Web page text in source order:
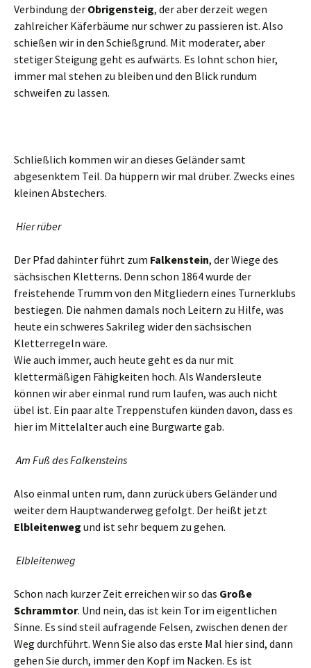
Verbindung der Obrigensteig, der aber derzeit wegen
zahlreicher Käferbäume nur schwer zu passieren ist. Also
schießen wir in den Schießgrund. Mit moderater, aber
stetiger Steigung geht es aufwärts. Es lohnt schon hier,
immer mal stehen zu bleiben und den Blick rundum
schweifen zu lassen.
Schließlich kommen wir an dieses Geländer samt
abgesenktem Teil. Da hüppern wir mal drüber. Zwecks eines
kleinen Abstechers.
Hier rüber
Der Pfad dahinter führt zum Falkenstein, der Wiege des
sächsischen Kletterns. Denn schon 1864 wurde der
freistehende Trumm von den Mitgliedern eines Turnerklubs
bestiegen. Die nahmen damals noch Leitern zu Hilfe, was
heute ein schweres Sakrileg wider den sächsischen
Kletterregeln wäre.
Wie auch immer, auch heute geht es da nur mit
klettermäßigen Fähigkeiten hoch. Als Wandersleute
können wir aber einmal rund rum laufen, was auch nicht
übel ist. Ein paar alte Treppenstufen künden davon, dass es
hier im Mittelalter auch eine Burgwarte gab.
Am Fuß des Falkensteins
Also einmal unten rum, dann zurück übers Geländer und
weiter dem Hauptwanderweg gefolgt. Der heißt jetzt
Elbleitenweg und ist sehr bequem zu gehen.
Elbleitenweg
Schon nach kurzer Zeit erreichen wir so das Große
Schrammtor. Und nein, das ist kein Tor im eigentlichen
Sinne. Es sind steil aufragende Felsen, zwischen denen der
Weg durchführt. Wenn Sie also das erste Mal hier sind, dann
gehen Sie durch, immer den Kopf im Nacken. Es ist